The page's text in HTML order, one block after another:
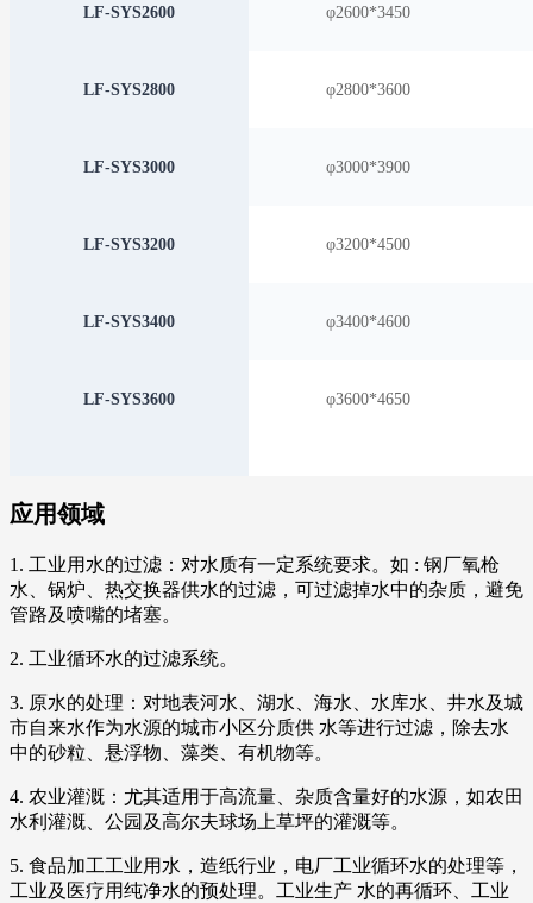
LF-SYS2600 φ2600*3450
LF-SYS2800 φ2800*3600
LF-SYS3000 φ3000*3900
LF-SYS3200 φ3200*4500
LF-SYS3400 φ3400*4600
LF-SYS3600 φ3600*4650
应用领域
1. 工业用水的过滤：对水质有一定系统要求。如 : 钢厂氧枪
水、锅炉、热交换器供水的过滤，可过滤掉水中的杂质，避免
管路及喷嘴的堵塞。
2. 工业循环水的过滤系统。
3. 原水的处理：对地表河水、湖水、海水、水库水、井水及城
市自来水作为水源的城市小区分质供 水等进行过滤，除去水
中的砂粒、悬浮物、藻类、有机物等。
4. 农业灌溉：尤其适用于高流量、杂质含量好的水源，如农田
水利灌溉、公园及高尔夫球场上草坪的灌溉等。
5. 食品加工工业用水，造纸行业，电厂工业循环水的处理等，
工业及医疗用纯净水的预处理。工业生产 水的再循环、工业